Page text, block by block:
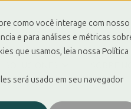
como você interage com nosso
e para análises e métricas
que usamos, leia nossa Política
será usado em seu navegador
Mostrar
SOBRE